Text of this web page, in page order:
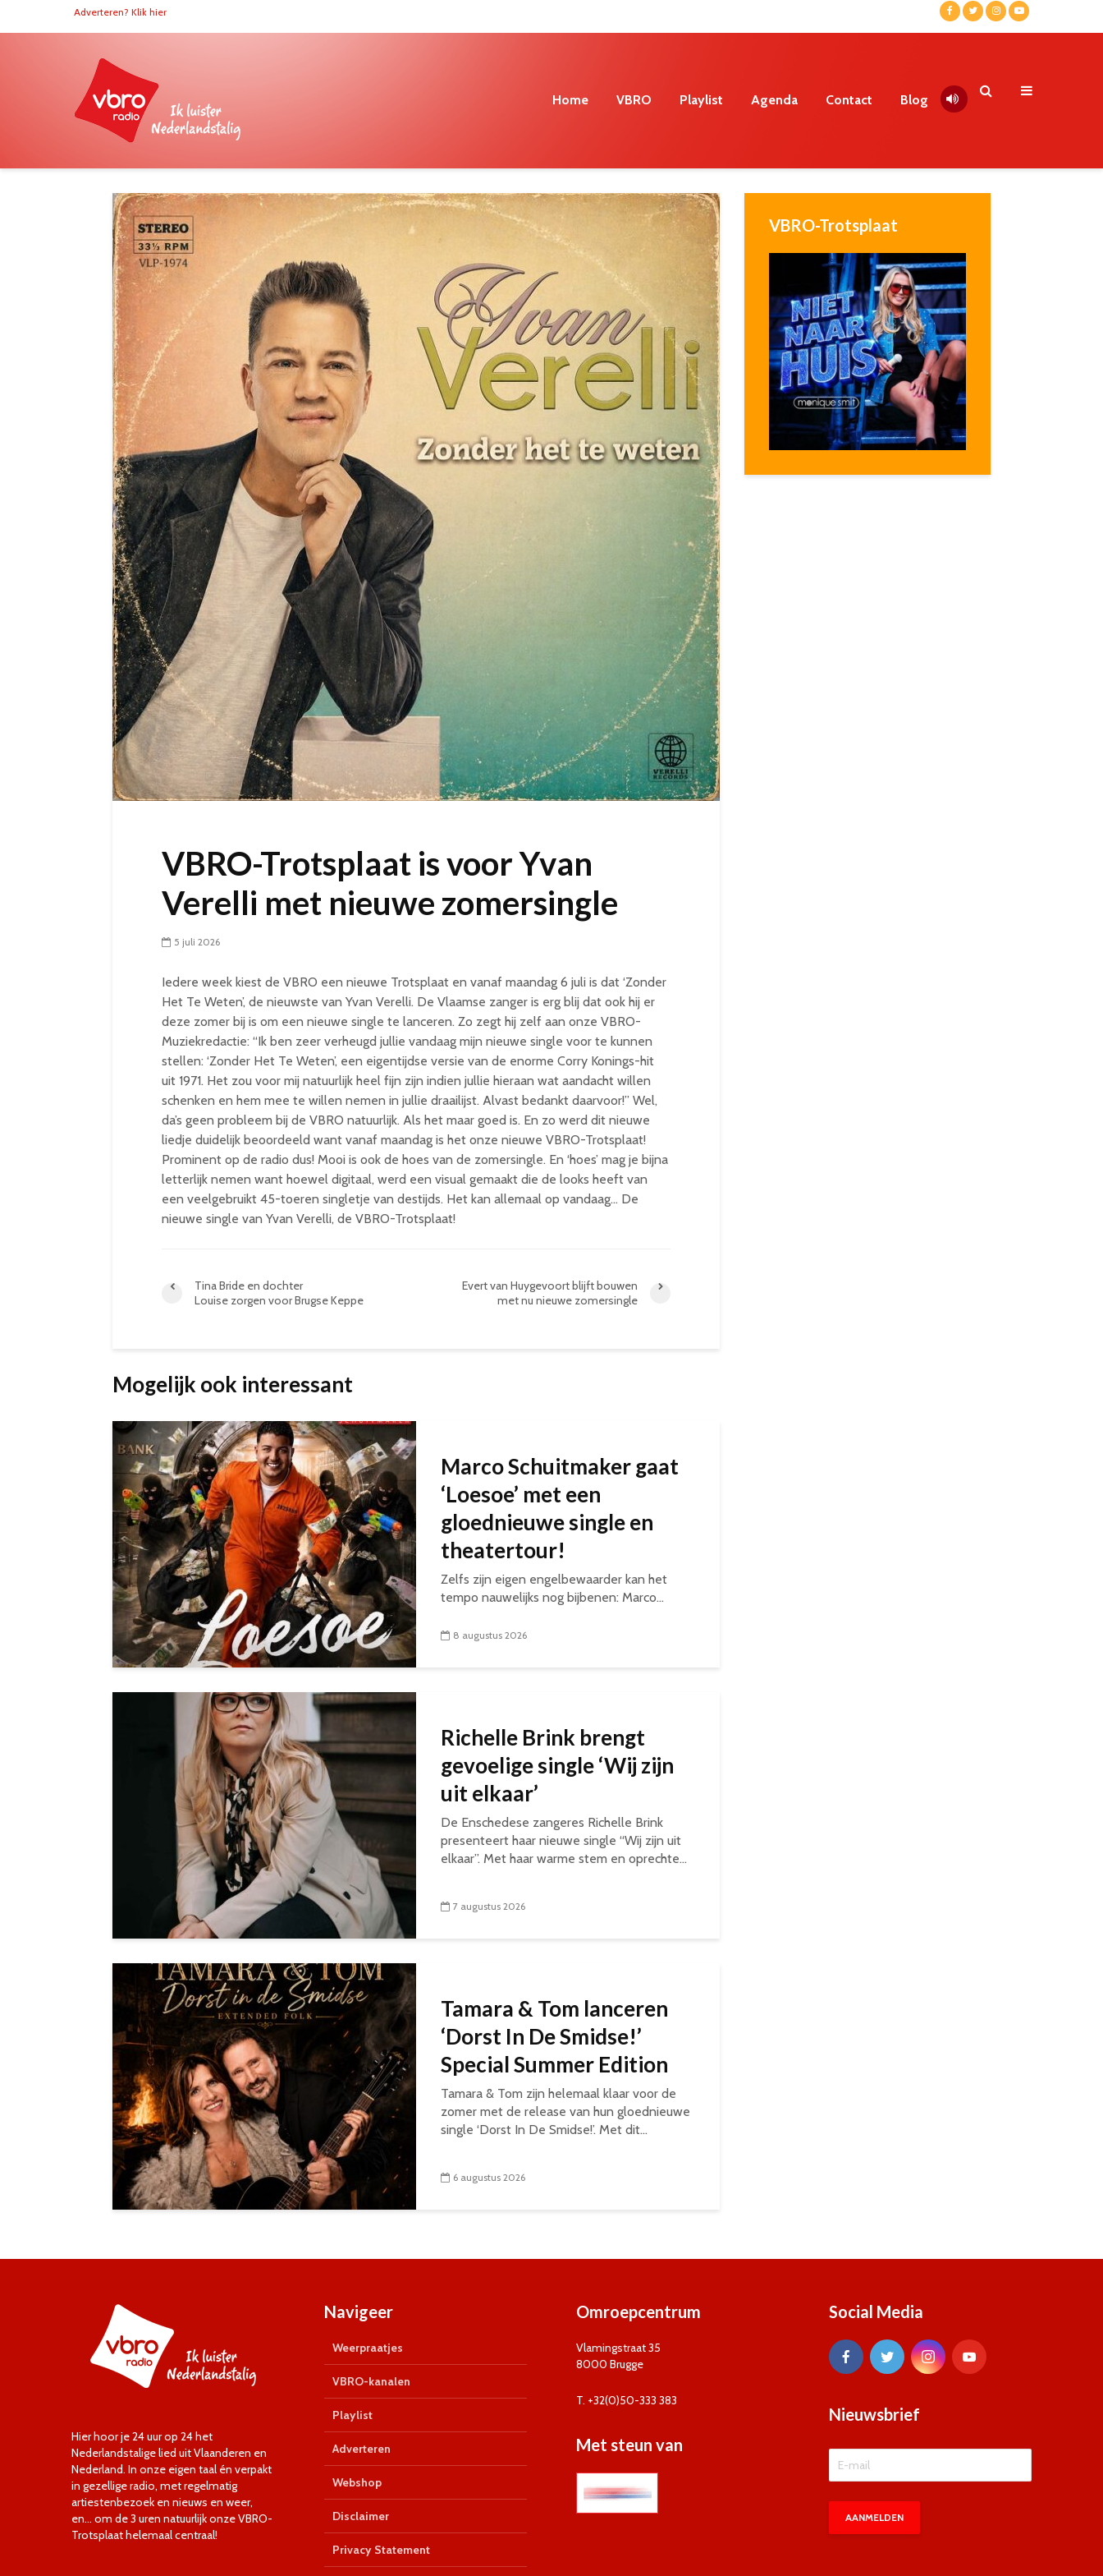
Adverteren? Klik hier
Home VBRO Playlist Agenda Contact Blog
VBRO-Trotsplaat is voor Yvan
Verelli met nieuwe zomersingle
5 juli 2026
Iedere week kiest de VBRO een nieuwe Trotsplaat en vanaf maandag 6 juli is dat ‘Zonder
Het Te Weten’, de nieuwste van Yvan Verelli. De Vlaamse zanger is erg blij dat ook hij er
deze zomer bij is om een nieuwe single te lanceren. Zo zegt hij zelf aan onze VBRO-
Muziekredactie: “Ik ben zeer verheugd jullie vandaag mijn nieuwe single voor te kunnen
stellen: ‘Zonder Het Te Weten’, een eigentijdse versie van de enorme Corry Konings-hit
uit 1971. Het zou voor mij natuurlijk heel fijn zijn indien jullie hieraan wat aandacht willen
schenken en hem mee te willen nemen in jullie draailijst. Alvast bedankt daarvoor!” Wel,
da’s geen probleem bij de VBRO natuurlijk. Als het maar goed is. En zo werd dit nieuwe
liedje duidelijk beoordeeld want vanaf maandag is het onze nieuwe VBRO-Trotsplaat!
Prominent op de radio dus! Mooi is ook de hoes van de zomersingle. En ‘hoes’ mag je bijna
letterlijk nemen want hoewel digitaal, werd een visual gemaakt die de looks heeft van
een veelgebruikt 45-toeren singletje van destijds. Het kan allemaal op vandaag… De
nieuwe single van Yvan Verelli, de VBRO-Trotsplaat!
Tina Bride en dochter
Louise zorgen voor Brugse Keppe
Evert van Huygevoort blijft bouwen
met nu nieuwe zomersingle
Mogelijk ook interessant
Marco Schuitmaker gaat
‘Loesoe’ met een
gloednieuwe single en
theatertour!
Zelfs zijn eigen engelbewaarder kan het
tempo nauwelijks nog bijbenen: Marco...
8 augustus 2026
Richelle Brink brengt
gevoelige single ‘Wij zijn
uit elkaar’
De Enschedese zangeres Richelle Brink
presenteert haar nieuwe single “Wij zijn uit
elkaar”. Met haar warme stem en oprechte...
7 augustus 2026
Tamara & Tom lanceren
‘Dorst In De Smidse!’
Special Summer Edition
Tamara & Tom zijn helemaal klaar voor de
zomer met de release van hun gloednieuwe
single ‘Dorst In De Smidse!’. Met dit...
6 augustus 2026
VBRO-Trotsplaat
Hier hoor je 24 uur op 24 het
Nederlandstalige lied uit Vlaanderen en
Nederland. In onze eigen taal én verpakt
in gezellige radio, met regelmatig
artiestenbezoek en nieuws en weer,
en… om de 3 uren natuurlijk onze VBRO-
Trotsplaat helemaal centraal!
Navigeer
Weerpraatjes
VBRO-kanalen
Playlist
Adverteren
Webshop
Disclaimer
Privacy Statement
Omroepcentrum
Vlamingstraat 35
8000 Brugge
T. +32(0)50-333 383
Met steun van
Social Media
Nieuwsbrief